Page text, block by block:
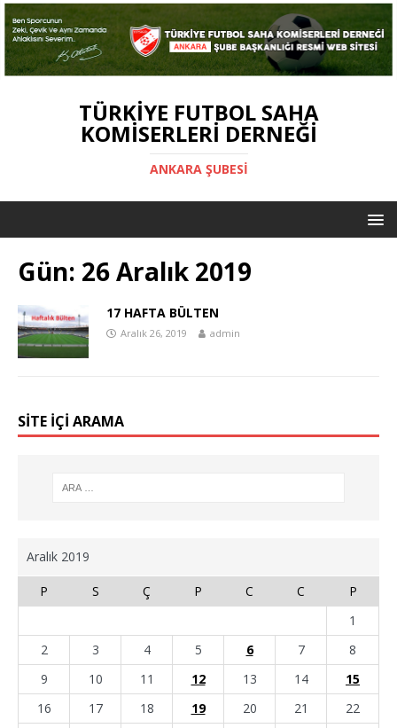
TÜRKIYE FUTBOL SAHA
KOMISERLERI DERNEĞI
ANKARA ŞUBESİ
Gün: 26 Aralık 2019
17 HAFTA BÜLTEN
Aralık 26, 2019 admin
SİTE İÇİ ARAMA
Aralık 2019
P S Ç P C C
P
1
2
3 4 5 6 7
8
9
10 11 12 13 14
15
16
17 18 19 20 21
22